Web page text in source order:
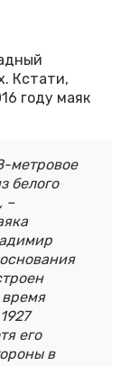
Кстати,
году маяк
метровое
белого
–
время
его
в